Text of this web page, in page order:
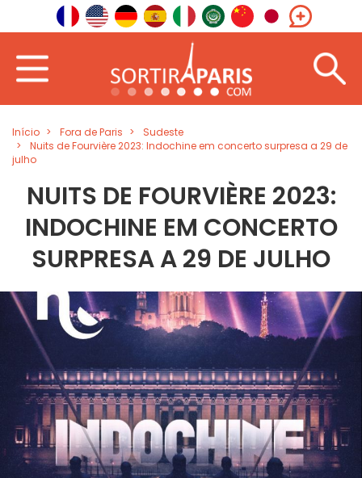
Início Fora de Paris
Sudeste
Nuits de Fourvière 2023: Indochine em concerto surpresa a 29 de
julho
NUITS DE FOURVIÈRE 2023:
INDOCHINE EM CONCERTO
SURPRESA A 29 DE JULHO